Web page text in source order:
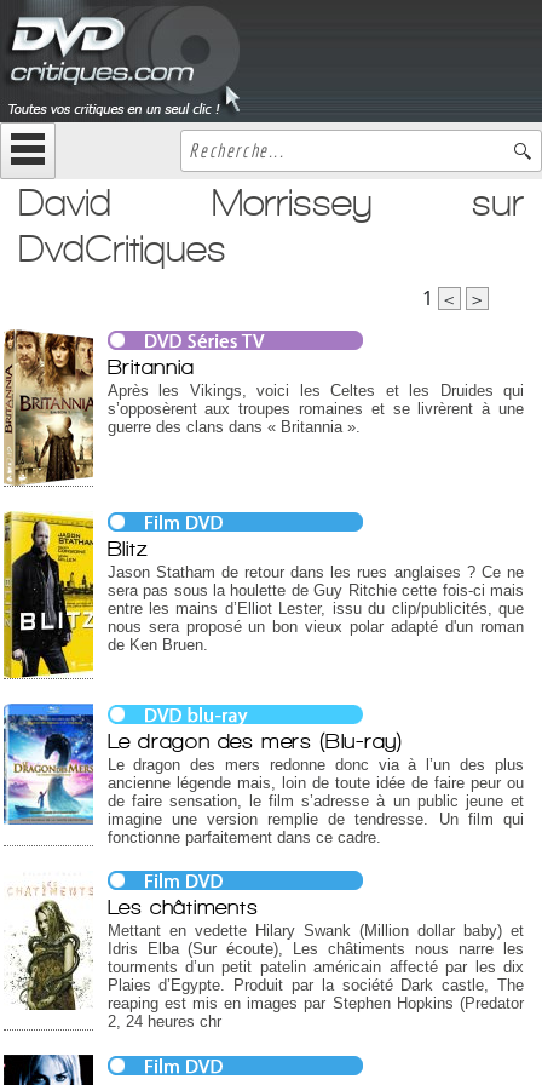
David Morrissey sur
DvdCritiques
1 < >
Britannia
Après les Vikings, voici les Celtes et les Druides qui
s’opposèrent aux troupes romaines et se livrèrent à une
guerre des clans dans « Britannia ».
Blitz
Jason Statham de retour dans les rues anglaises ? Ce ne
sera pas sous la houlette de Guy Ritchie cette fois-ci mais
entre les mains d’Elliot Lester, issu du clip/publicités, que
nous sera proposé un bon vieux polar adapté d'un roman
de Ken Bruen.
Le dragon des mers (Blu-ray)
Le dragon des mers redonne donc via à l’un des plus
ancienne légende mais, loin de toute idée de faire peur ou
de faire sensation, le film s’adresse à un public jeune et
imagine une version remplie de tendresse. Un film qui
fonctionne parfaitement dans ce cadre.
Les châtiments
Mettant en vedette Hilary Swank (Million dollar baby) et
Idris Elba (Sur écoute), Les châtiments nous narre les
tourments d’un petit patelin américain affecté par les dix
Plaies d’Egypte. Produit par la société Dark castle, The
reaping est mis en images par Stephen Hopkins (Predator
2, 24 heures chr